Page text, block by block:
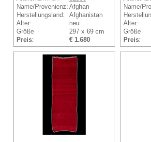
Name/Provenienz: Afghan
Herstellungsland:
Afghanistan
Alter:
neu
Größe
297 x 69 cm
Preis: € 1.680
Name/
Alter:
Größe
Preis: